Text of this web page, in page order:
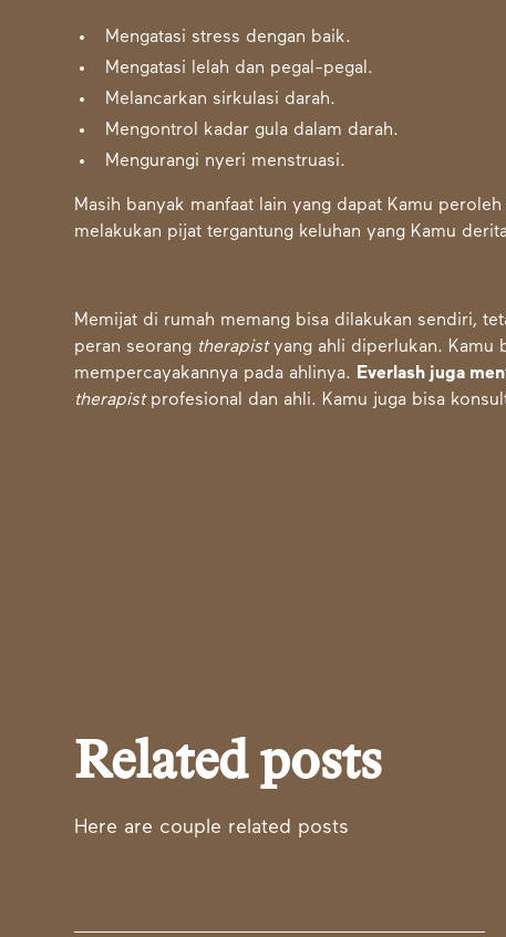
Mengatasi stress dengan baik.
Mengatasi lelah dan pegal-pegal.
Melancarkan sirkulasi darah.
Mengontrol kadar gula dalam darah.
Mengurangi nyeri menstruasi.
Masih banyak manfaat lain yang dapat Kamu
melakukan pijat tergantung keluhan yang Kamu
Memijat di rumah memang bisa dilakukan sendiri,
peran seorang therapistyang ahli diperlukan. Kamu
mempercayakannya pada ahlinya. Everlash juga
therapistprofesional dan ahli. Kamu juga bisa
Related posts
Here are couple related posts